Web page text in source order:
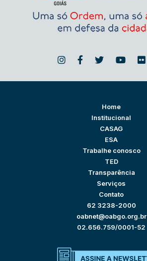
Home
Institucional
CASAG
ESA
Trabalhe conosco
TED
Transparência
Serviços
Contato
62 3238-2000
oabnet@oabgo.org.br
02.656.759/0001-52